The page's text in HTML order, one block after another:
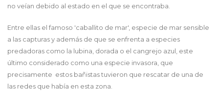
no veían debido al estado en el que se encontraba.
Entre ellas el famoso 'caballito de mar', especie de mar sensible
a las capturas y además de que se enfrenta a especies
predadoras como la lubina, dorada o el cangrejo azul, este
último considerado como una especie invasora, que
precisamente estos bañistas tuvieron que rescatar de una de
las redes que había en esta zona.